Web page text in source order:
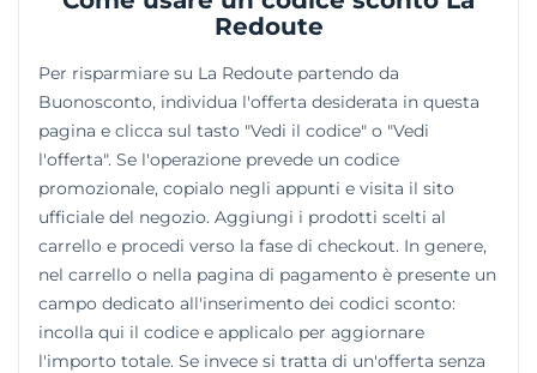
ricerca in cui digitare i codici dei prodotti visti sul
carrello.
Redoute
Per risparmiare su La Redoute partendo da
Buonosconto, individua l'offerta desiderata in questa
pagina e clicca sul tasto "Vedi il codice" o "Vedi
l'offerta". Se l'operazione prevede un codice
promozionale, copialo negli appunti e visita il sito
ufficiale del negozio. Aggiungi i prodotti scelti al
carrello e procedi verso la fase di checkout. In genere,
nel carrello o nella pagina di pagamento è presente un
campo dedicato all'inserimento dei codici sconto:
incolla qui il codice e applicalo per aggiornare
l'importo totale. Se invece si tratta di un'offerta senza